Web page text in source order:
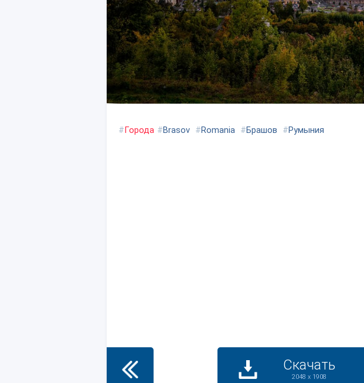
#Города #Brasov #Romania #Брашов #Румыния
Скачать
2048 x 1908